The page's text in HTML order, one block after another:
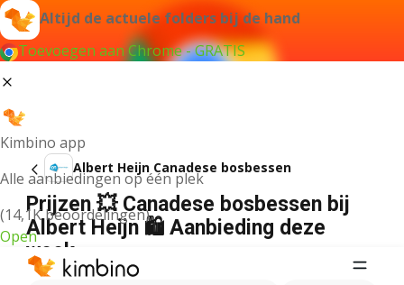
Altijd de actuele folders bij de hand
Toevoegen aan Chrome - GRATIS
Kimbino app
Alle aanbiedingen op één plek
(14,1K beoordelingen)
Open
Albert Heijn Canadese bosbessen
Prijzen 💥 Canadese bosbessen bij
Albert Heijn 🛍️ Aanbieding deze
week
Wij konden geen resultaten vinden voor die term.